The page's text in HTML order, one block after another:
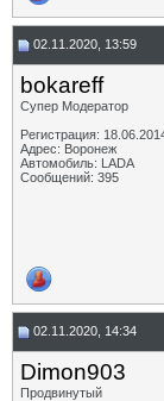
02.11.2020, 13:59
bokareff
Супер Модератор
Регистрация:
Адрес: Воронеж
Автомобиль: LADA
Сообщений: 395
02.11.2020, 14:34
Dimon903
Продвинутый